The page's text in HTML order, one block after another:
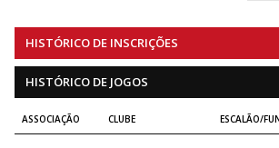
HISTÓRICO DE INSCRIÇÕES
HISTÓRICO DE JOGOS
ASSOCIAÇÃO CLUBE ESCALÃO/